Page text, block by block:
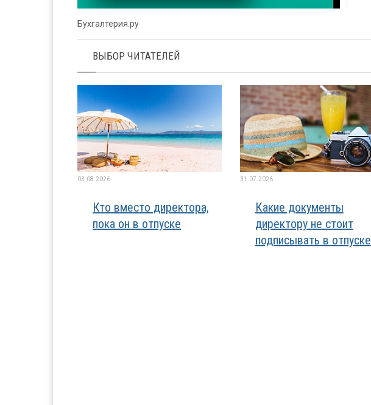
Бухгалтерия.ру
ВЫБОР ЧИТАТЕЛЕЙ
03.08.2026
Кто вместо директора,
пока он в отпуске
31.07.2026
Какие документы
директору не стоит
подписывать в отпуске